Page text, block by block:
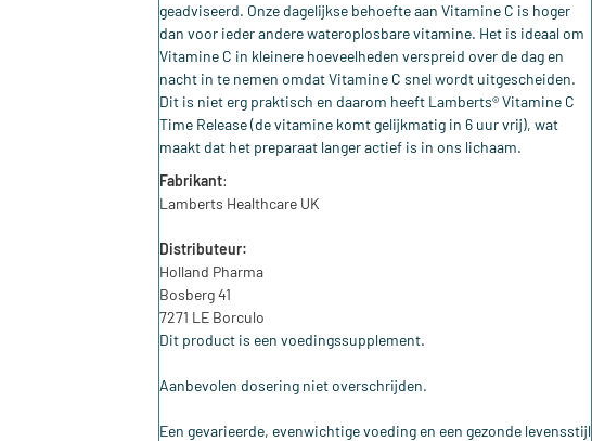
geadviseerd. Onze dagelijkse behoefte aan Vitamine C is hoger
dan voor ieder andere wateroplosbare vitamine. Het is ideaal om
Vitamine C in kleinere hoeveelheden verspreid over de dag en
nacht in te nemen omdat Vitamine C snel wordt uitgescheiden.
Dit is niet erg praktisch en daarom heeft Lamberts® Vitamine C
Time Release (de vitamine komt gelijkmatig in 6 uur vrij), wat
maakt dat het preparaat langer actief is in ons lichaam.
Fabrikant:
Lamberts Healthcare UK
Distributeur:
Holland Pharma
Bosberg 41
7271 LE Borculo
Dit product is een voedingssupplement.
Aanbevolen dosering niet overschrijden.
Een gevarieerde, evenwichtige voeding en een gezonde levensstijl